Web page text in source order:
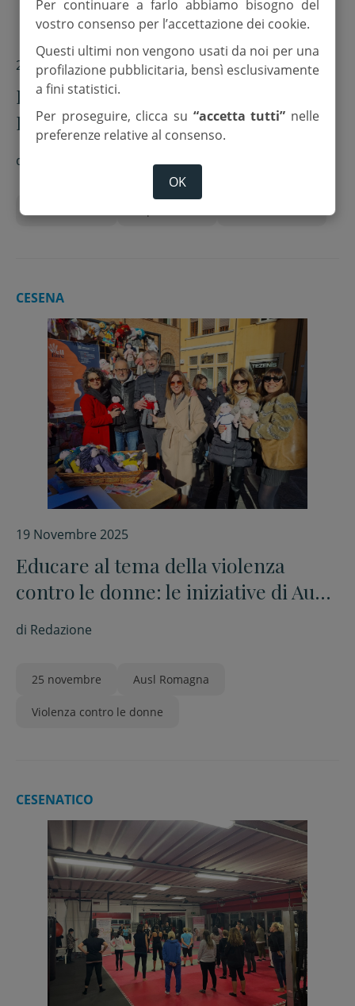
22 Novembre 2025
La Polizia di Stato per la Giornata
Internazionale per l’eliminazione
della violenza contro le donne
di
CESENA
19 Novembre 2025
Educare al tema della violenza
contro le donne: le iniziative di Ausl
Romagna
di Redazione
25 novembre Ausl Romagna
Violenza contro le donne
CESENATICO
Per continuare a farlo abbiamo bisogno del
vostro consenso per l’accettazione dei cookie.
Questi ultimi non vengono usati da noi per una
profilazione pubblicitaria, bensì esclusivamente
a fini statistici.
Per proseguire, clicca su “accetta tutti” nelle
preferenze relative al consenso.
OK